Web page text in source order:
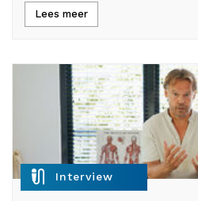
Lees meer
mic_external_on Interview